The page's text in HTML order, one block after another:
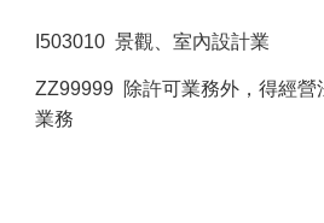
I503010 景觀、室內設計業
ZZ99999 除許可業務外，得經營
業務